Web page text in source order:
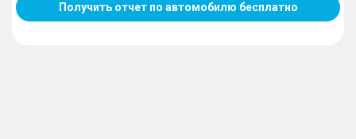
Получить отчет по автомобилю бесплатно